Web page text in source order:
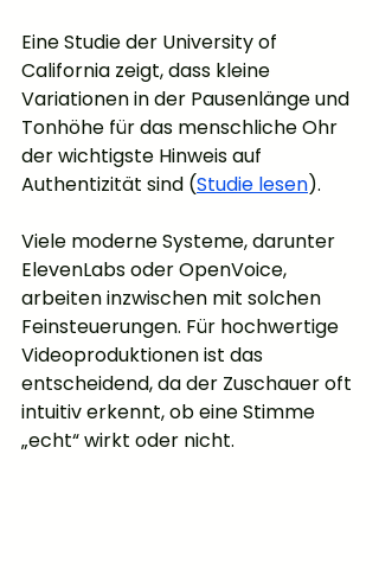
Eine Studie der University of
California zeigt, dass kleine
Variationen in der Pausenlänge und
Tonhöhe für das menschliche Ohr
der wichtigste Hinweis auf
Authentizität sind (Studie lesen).
Viele moderne Systeme, darunter
ElevenLabs oder OpenVoice,
arbeiten inzwischen mit solchen
Feinsteuerungen. Für hochwertige
Videoproduktionen ist das
entscheidend, da der Zuschauer oft
intuitiv erkennt, ob eine Stimme
„echt“ wirkt oder nicht.